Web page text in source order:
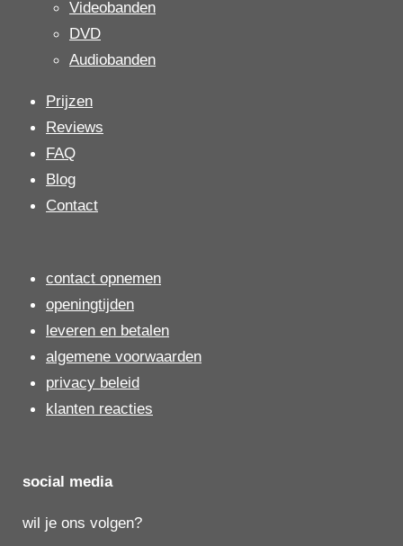
Videobanden
DVD
Audiobanden
Prijzen
Reviews
FAQ
Blog
Contact
contact opnemen
openingtijden
leveren en betalen
algemene voorwaarden
privacy beleid
klanten reacties
social media
wil je ons volgen?